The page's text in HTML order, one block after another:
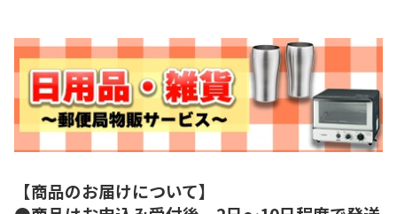
【商品のお届けについて】